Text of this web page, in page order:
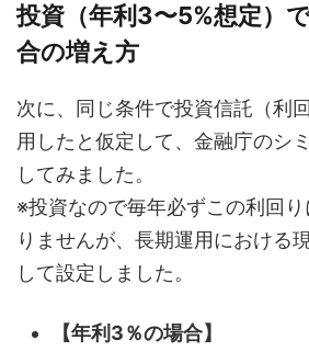
投資（年利3〜5%想定）
合の増え方
次に、同じ条件で投資信託（利
用したと仮定して、金融庁のシ
してみました。
※投資なので毎年必ずこの利回
りませんが、長期運用における
して設定しました。
【年利3％の場合】